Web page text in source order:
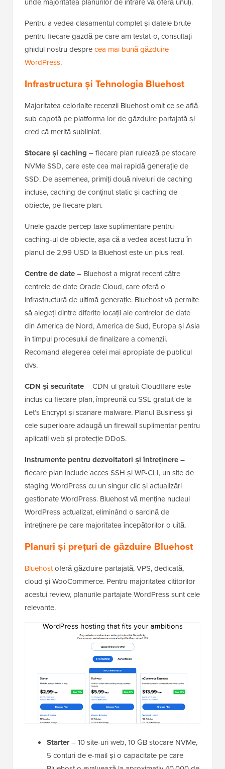
Pentru a vedea clasamentul complet și datele brute
pentru fiecare gazdă pe care am testat-o, consultați
ghidul nostru desprecea mai bună găzduire
WordPress.
Infrastructura și Tehnologia Bluehost
Majoritatea celorlalte recenzii Bluehost omit ce se află
sub capotă pe platforma lor de găzduire partajată și
cred că merită subliniat.
Stocare și caching – fiecare plan rulează pe stocare
NVMe SSD, care este cea mai rapidă generație de
SSD. De asemenea, primiți două niveluri de caching
incluse, caching de conținut static și caching de
obiecte, pe fiecare plan.
Unele gazde percep taxe suplimentare pentru
caching-ul de obiecte, așa că a vedea acest lucru în
planul de 2,99 USD la Bluehost este un plus real.
Centre de date– Bluehost a migrat recent către
centrele de date Oracle Cloud, care oferă o
infrastructură de ultimă generație. Bluehost vă permite
să alegeți dintre diferite locații ale centrelor de date
din America de Nord, America de Sud, Europa și Asia
în timpul procesului de finalizare a comenzii.
Recomand alegerea celei mai apropiate de publicul
dvs.
CDN și securitate– CDN-ul gratuit Cloudflare este
inclus cu fiecare plan, împreună cu SSL gratuit de la
Let’s Encrypt și scanare malware. Planul Business și
cele superioare adaugă un firewall suplimentar pentru
aplicații web și protecție DDoS.
Instrumente pentru dezvoltatori și întreținere–
fiecare plan include acces SSH și WP-CLI, un site de
staging WordPress cu un singur clic și actualizări
gestionate WordPress. Bluehost vă menține nucleul
WordPress actualizat, eliminând o sarcină de
întreținere pe care majoritatea începătorilor o uită.
Planuri și prețuri de găzduire Bluehost
Bluehostoferă găzduire partajată, VPS, dedicată,
cloud și WooCommerce. Pentru majoritatea cititorilor
acestui review, planurile partajate WordPress sunt cele
relevante.
Starter– 10 site-uri web, 10 GB stocare NVMe,
5 conturi de e-mail și o capacitate pe care